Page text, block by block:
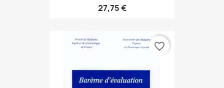
27,75 €
favorite_border